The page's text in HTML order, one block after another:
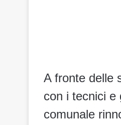
A fronte delle
con i tecnici e
comunale